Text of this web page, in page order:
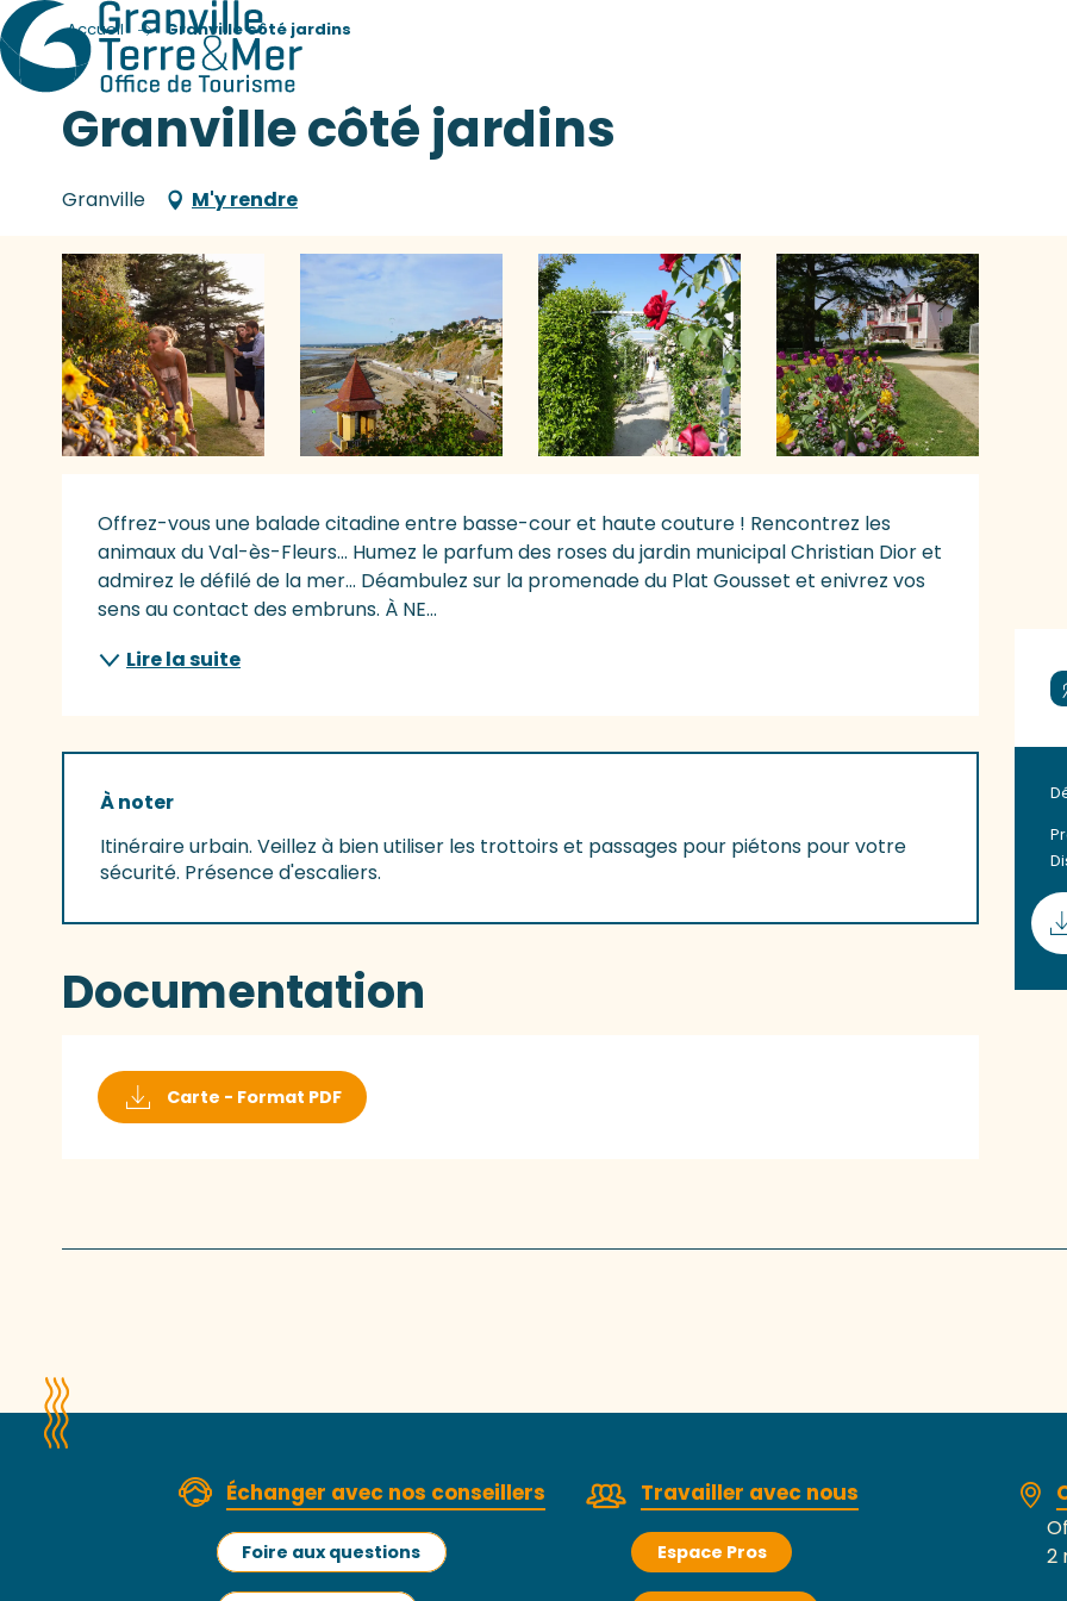
Accueil Granville côté jardins
Granville côté jardins
Granville M'y rendre
Description
Offrez-vous une balade citadine entre basse-cour et haute couture ! Rencontrez les
animaux du Val-ès-Fleurs... Humez le parfum des roses du jardin municipal Christian Dior et
admirez le défilé de la mer... Déambulez sur la promenade du Plat Gousset et enivrez vos
sens au contact des embruns. À NE...
Lire la suite
À noter
Itinéraire urbain. Veillez à bien utiliser les trottoirs et passages pour piétons pour votre
sécurité. Présence d'escaliers.
Documentation
Carte - Format PDF
Échanger avec nos conseillers
Foire aux questions
Travailler avec nous
Espace Pros
2